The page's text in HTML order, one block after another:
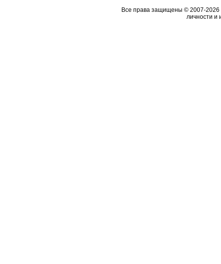
Все права защищены © 2007-2026
личности и